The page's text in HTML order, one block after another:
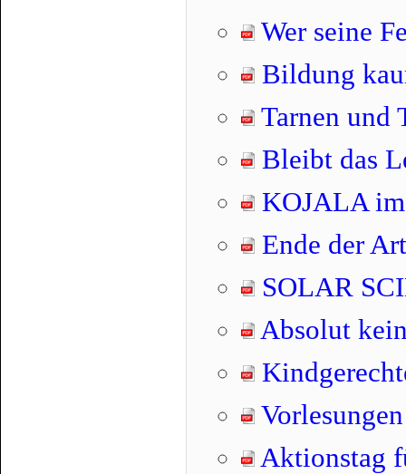
Wer seine
Bildung
Tarnen und
Bleibt das
KOJALA
Ende der
SOLAR
Absolut
Aktionstag